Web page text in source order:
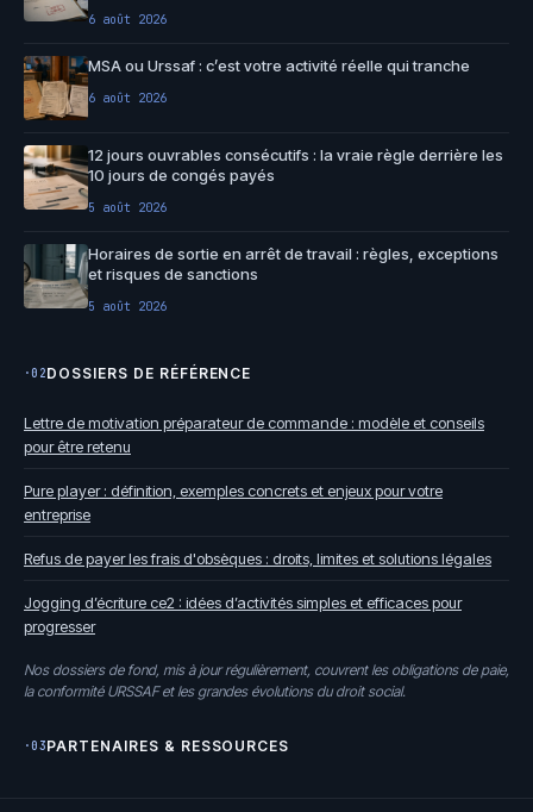
6 août 2026
MSA ou Urssaf : c’est votre activité réelle qui tranche
6 août 2026
12 jours ouvrables consécutifs : la vraie règle derrière les
10 jours de congés payés
5 août 2026
Horaires de sortie en arrêt de travail : règles, exceptions
et risques de sanctions
5 août 2026
·02DOSSIERS DE RÉFÉRENCE
Lettre de motivation préparateur de commande : modèle et conseils
pour être retenu
Pure player : définition, exemples concrets et enjeux pour votre
entreprise
Refus de payer les frais d'obsèques : droits, limites et solutions légales
Jogging d’écriture ce2 : idées d’activités simples et efficaces pour
progresser
Nos dossiers de fond, mis à jour régulièrement, couvrent les obligations de paie,
la conformité URSSAF et les grandes évolutions du droit social.
·03PARTENAIRES & RESSOURCES